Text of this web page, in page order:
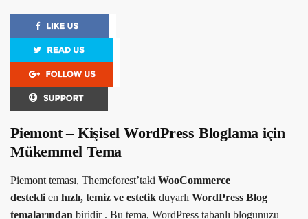
Piemont – Kişisel WordPress Bloglama için
Mükemmel Tema
Piemont teması, Themeforest’taki WooCommerce
desteklien hızlı, temiz ve estetik duyarlı WordPress Blog
temalarından biridir . Bu tema, WordPress tabanlı blogunuzu